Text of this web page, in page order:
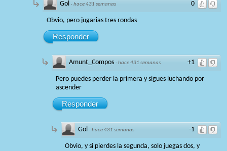
0
Gol ·hace 431 semanas
Obvio, pero jugarias tres rondas
Responder
+1
Amunt_Compos ·hace 431 semanas
Pero puedes perder la primera y sigues luchando por
ascender
Responder
-1
Gol ·hace 431 semanas
Obvio, y si pierdes la segunda, solo juegas dos, y